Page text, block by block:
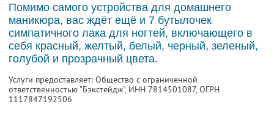
Помимо самого устройства для домашнего
маникюра, вас ждёт ещё и 7 бутылочек
симпатичного лака для ногтей, включающего в
себя красный, желтый, белый, черный, зеленый,
голубой и прозрачный цвета.
Услуги предоставляет: Общество с ограниченной
ответственностью "Бэкстейдж", ИНН 7814501087, ОГРН
1117847192506